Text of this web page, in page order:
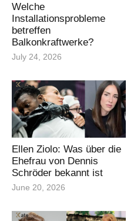
Welche
Installationsprobleme
betreffen
Balkonkraftwerke?
July 24, 2026
Ellen Ziolo: Was über die
Ehefrau von Dennis
Schröder bekannt ist
June 20, 2026